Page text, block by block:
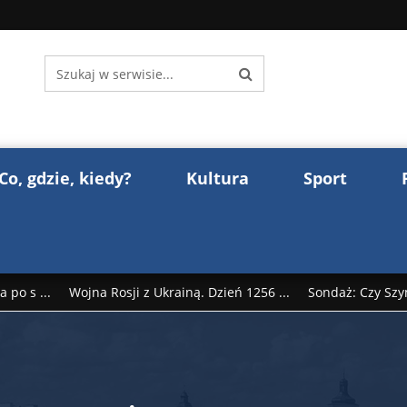
Co, gdzie, kiedy? Kultura Sport
po s ... Wojna Rosji z Ukrainą. Dzień 1256 ... Sondaż: Czy